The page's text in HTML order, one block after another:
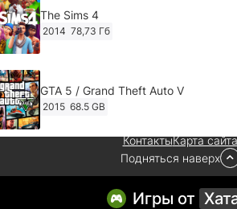
The Sims 4
2014 78,73 Гб
GTA 5 / Grand Theft Auto V
2015 68.5 GB
Ghost of Tsushima: Director's Cut
[RePack Decepticon] (2024)
КонтактыКарта сайта
Подняться наверх
Игры от